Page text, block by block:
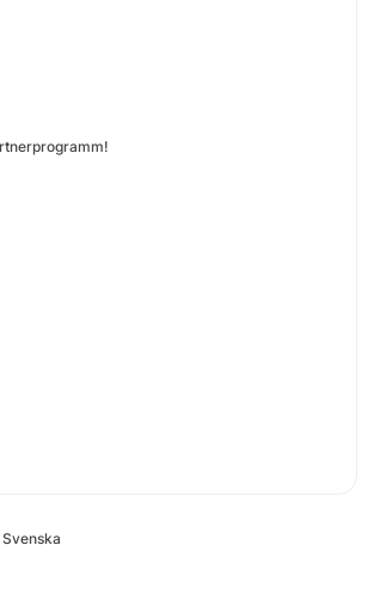
Svenska